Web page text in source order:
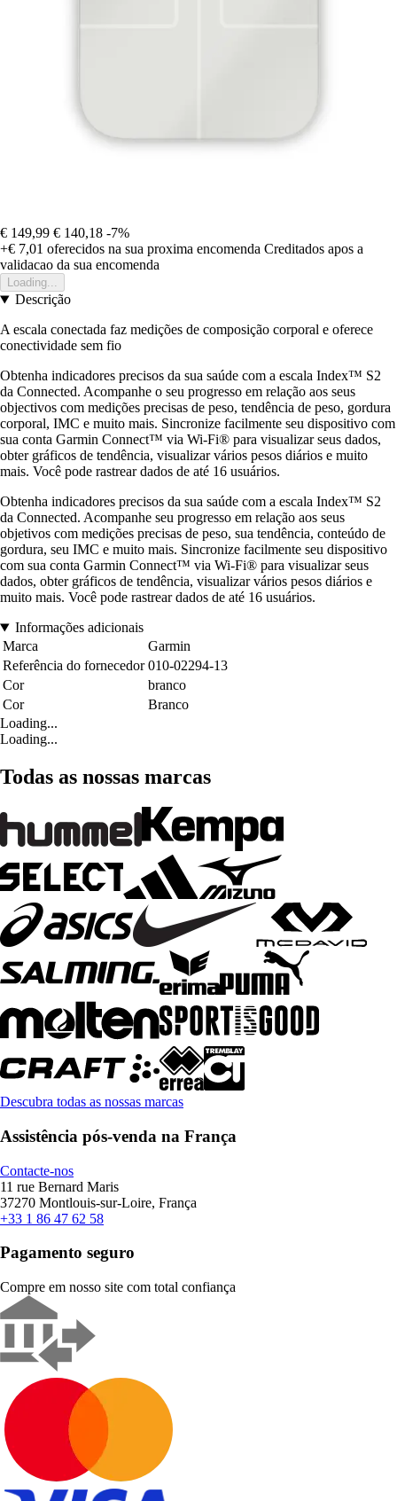
€ 149,99 € 140,18 -7%
+€ 7,01 oferecidos na sua proxima encomenda Creditados apos a
validacao da sua encomenda
Loading...
Descrição
A escala conectada faz medições de composição corporal e oferece
conectividade sem fio
Obtenha indicadores precisos da sua saúde com a escala Index™ S2
da Connected. Acompanhe o seu progresso em relação aos seus
objectivos com medições precisas de peso, tendência de peso, gordura
corporal, IMC e muito mais. Sincronize facilmente seu dispositivo com
sua conta Garmin Connect™ via Wi-Fi® para visualizar seus dados,
obter gráficos de tendência, visualizar vários pesos diários e muito
mais. Você pode rastrear dados de até 16 usuários.
Obtenha indicadores precisos da sua saúde com a escala Index™ S2
da Connected. Acompanhe seu progresso em relação aos seus
objetivos com medições precisas de peso, sua tendência, conteúdo de
gordura, seu IMC e muito mais. Sincronize facilmente seu dispositivo
com sua conta Garmin Connect™ via Wi-Fi® para visualizar seus
dados, obter gráficos de tendência, visualizar vários pesos diários e
muito mais. Você pode rastrear dados de até 16 usuários.
Informações adicionais
Marca
Garmin
Referência do fornecedor 010-02294-13
Cor
branco
Cor
Branco
Loading...
Loading...
Todas as nossas marcas
Descubra todas as nossas marcas
Assistência pós-venda na França
Contacte-nos
11 rue Bernard Maris
37270 Montlouis-sur-Loire, França
+33 1 86 47 62 58
Pagamento seguro
Compre em nosso site com total confiança